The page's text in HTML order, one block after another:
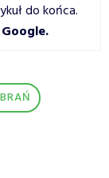
do końca.
.